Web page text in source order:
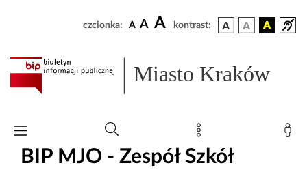
czcionka: A A A kontrast:
Miasto Kraków
BIP MJO - Zespół Szkół